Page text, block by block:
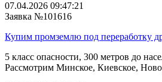
07.04.2026 09:47:21
Заявка №101616
Купим промземлю под переработку
5 класс опасности, 300 метров до
Рассмотрим Минское, Киевское,